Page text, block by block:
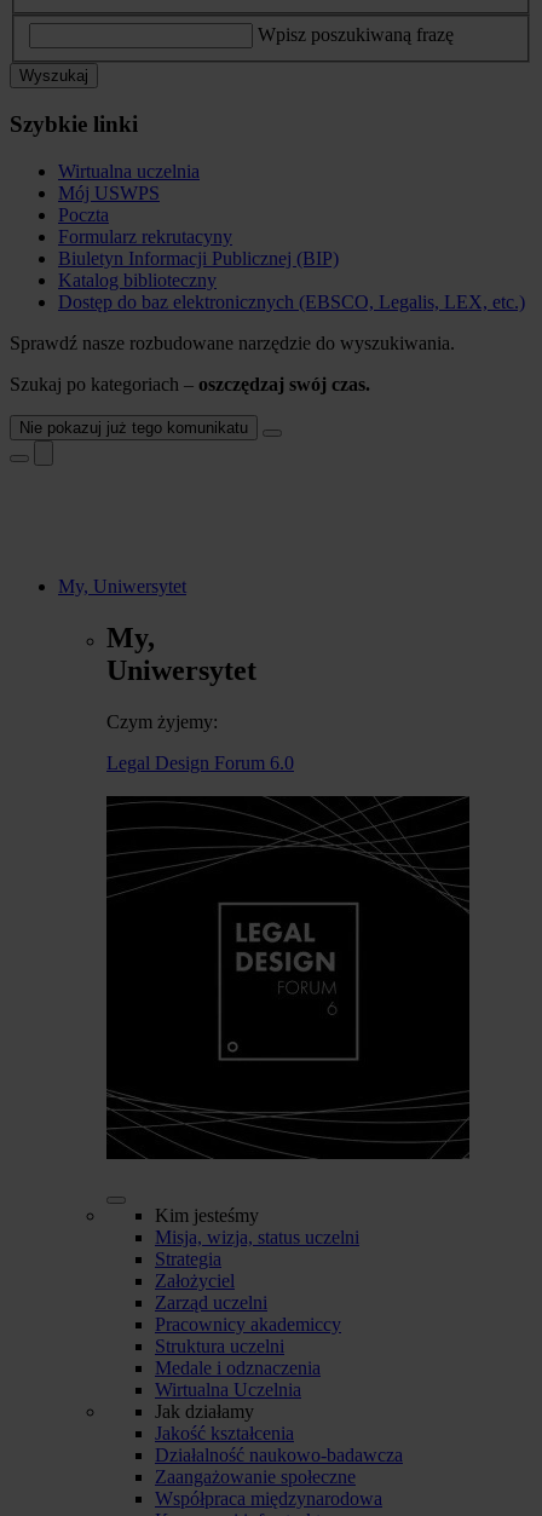
Wpisz poszukiwaną frazę
Wyszukaj
Szybkie linki
Wirtualna uczelnia
Mój USWPS
Poczta
Formularz rekrutacyny
Biuletyn Informacji Publicznej (BIP)
Katalog biblioteczny
Dostęp do baz elektronicznych (EBSCO, Legalis, LEX, etc.)
Sprawdź nasze rozbudowane narzędzie do wyszukiwania.
Szukaj po kategoriach – oszczędzaj swój czas.
Nie pokazuj już tego komunikatu
My, Uniwersytet
My,
Uniwersytet
Czym żyjemy:
Legal Design Forum 6.0
Kim jesteśmy
Misja, wizja, status uczelni
Strategia
Założyciel
Zarząd uczelni
Pracownicy akademiccy
Struktura uczelni
Medale i odznaczenia
Wirtualna Uczelnia
Jak działamy
Jakość kształcenia
Działalność naukowo-badawcza
Zaangażowanie społeczne
Współpraca międzynarodowa